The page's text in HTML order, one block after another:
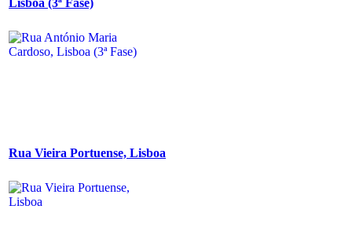
Lisboa (3ª Fase)
Rua Vieira Portuense, Lisboa